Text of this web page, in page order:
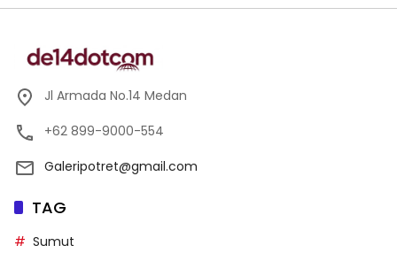
Jl Armada No.14 Medan
+62 899-9000-554
Galeripotret@gmail.com
TAG
Sumut